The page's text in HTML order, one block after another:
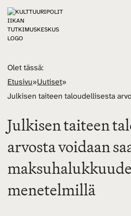
Olet tässä:
Etusivu»Uutiset»
Julkisen taiteen
arvosta voidaan
menetelmillä